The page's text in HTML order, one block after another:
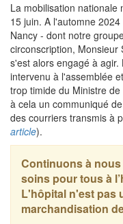
La mobilisation nationale
15 juin. A l'automne
Nancy - dont notre
circonscription, Monsieur
s'est alors engagé à
intervenu à l'assemblée
trop timide du Ministre
à cela un communiqué
des courriers transmis à
article).
Continuons à
soins pour tous à
L'hôpital n'est pas
marchandisation